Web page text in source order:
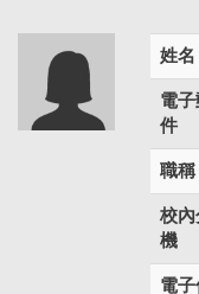
姓名
電
件
職稱
校內
機
電